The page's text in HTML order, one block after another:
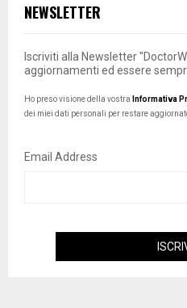
NEWSLETTER
Iscriviti alla Newsletter
aggiornamenti ed essere
Ho preso visione della vostra Informativa
dei miei dati personali per restare
Email Address